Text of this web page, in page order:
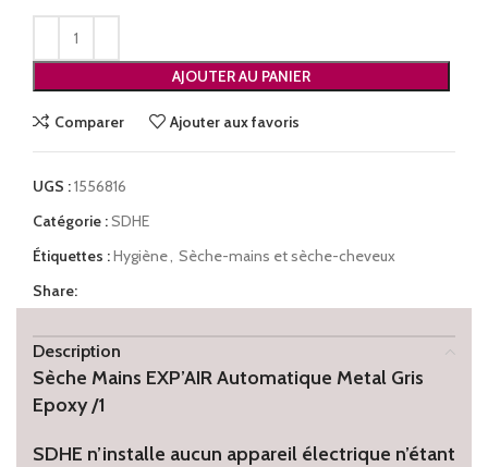
AJOUTER AU PANIER
Comparer Ajouter aux favoris
UGS :1556816
Catégorie :SDHE
Étiquettes :Hygiène, Sèche-mains et sèche-cheveux
Share:
Description
Sèche Mains EXP’AIR Automatique Metal Gris
Epoxy /1
SDHE n’installe aucun appareil électrique n’étant